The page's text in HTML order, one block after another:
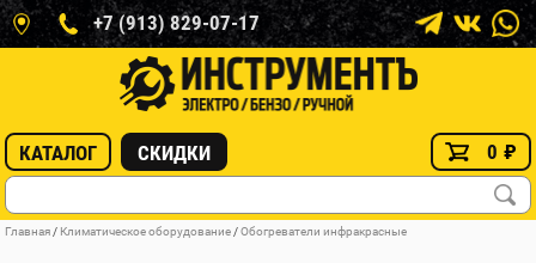
+7 (913) 829-07-17
КАТАЛОГ СКИДКИ 0 ₽
Главная / Климатическое оборудование /Обогреватели инфракрасные